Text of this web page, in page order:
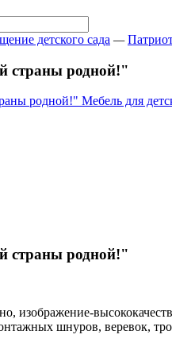
детского сада —
страны родной!"
страны родной!"
изображение-
шнуров, веревок,